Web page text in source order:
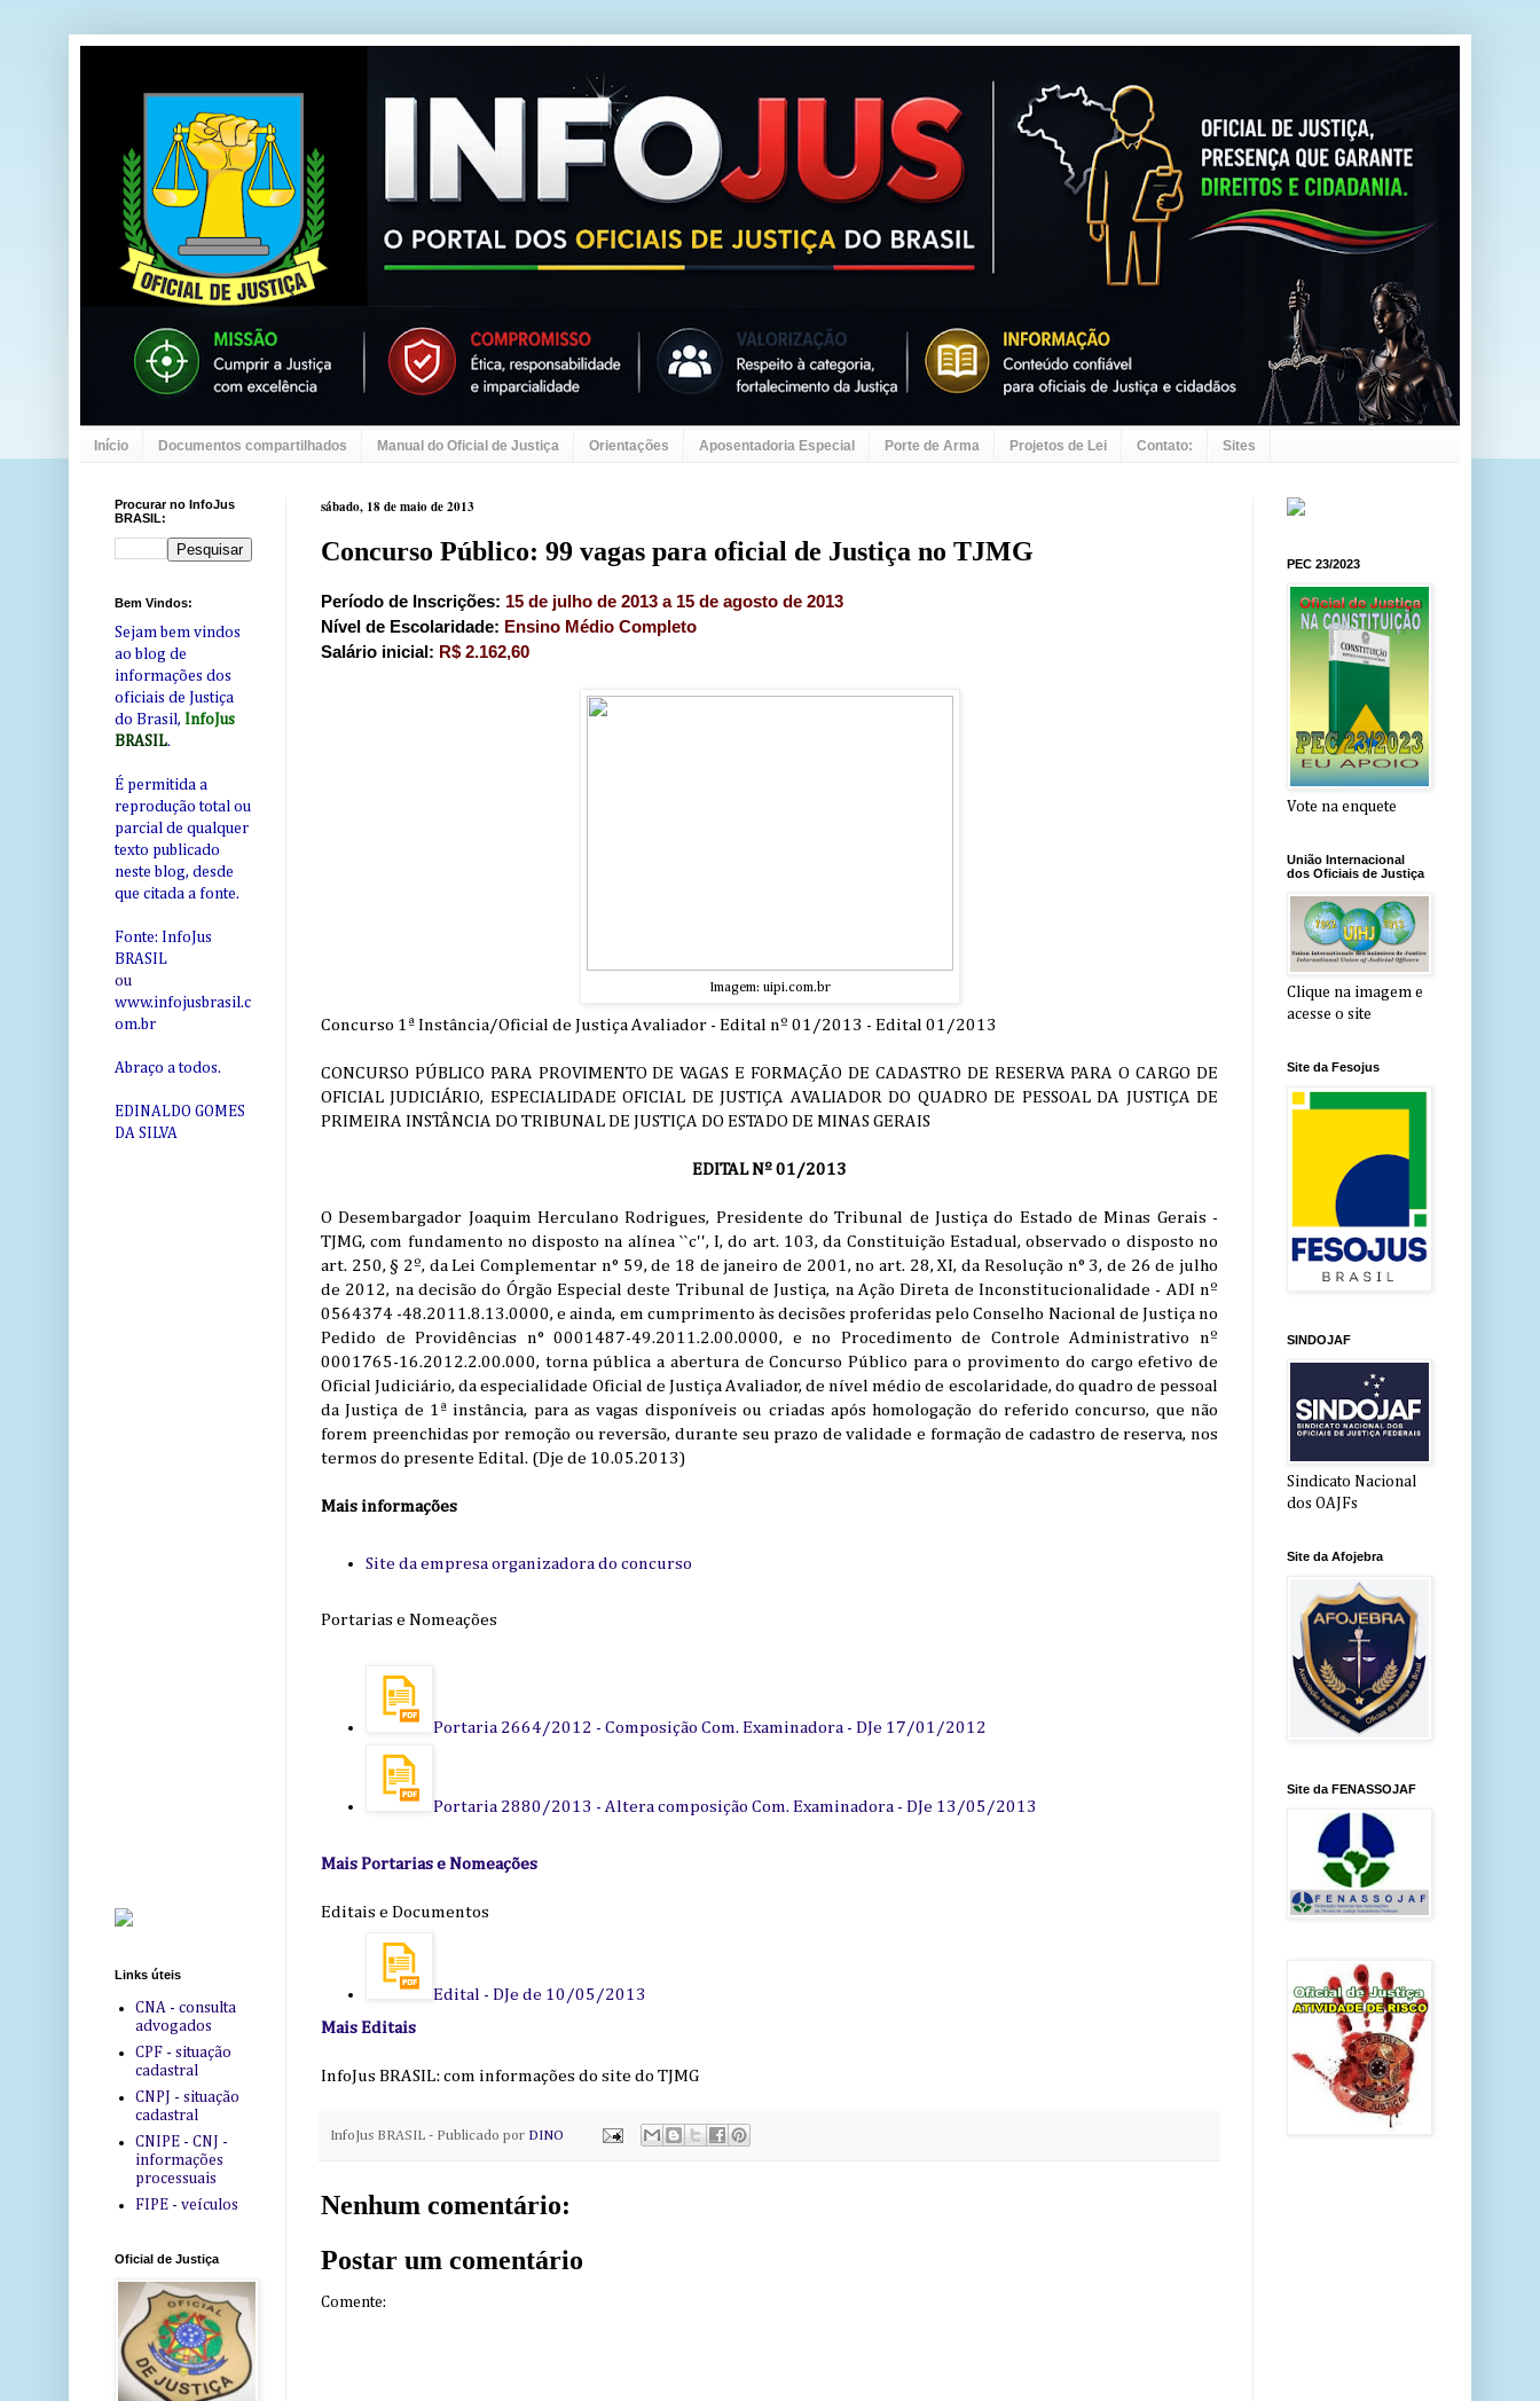
Início Documentos compartilhados Manual do Oficial de Justiça Orientações Aposentadoria Especial Porte de Arma Projetos de Lei Contato: Sites
sábado, 18 de maio de 2013
Concurso Público: 99 vagas para oficial de Justiça no TJMG
Período de Inscrições: 15 de julho de 2013 a 15 de agosto de 2013
Nível de Escolaridade: Ensino Médio Completo
Salário inicial: R$ 2.162,60
Imagem: uipi.com.br
Concurso 1ª Instância/Oficial de Justiça Avaliador - Edital nº 01/2013 - Edital 01/2013
CONCURSO PÚBLICO PARA PROVIMENTO DE VAGAS E FORMAÇÃO DE CADASTRO DE RESERVA PARA O CARGO DE
OFICIAL JUDICIÁRIO, ESPECIALIDADE OFICIAL DE JUSTIÇA AVALIADOR DO QUADRO DE PESSOAL DA JUSTIÇA DE
PRIMEIRA INSTÂNCIA DO TRIBUNAL DE JUSTIÇA DO ESTADO DE MINAS GERAIS
EDITAL Nº 01/2013
O Desembargador Joaquim Herculano Rodrigues, Presidente do Tribunal de Justiça do Estado de Minas Gerais -
TJMG, com fundamento no disposto na alínea ``c'', I, do art. 103, da Constituição Estadual, observado o disposto no
art. 250, § 2º, da Lei Complementar n° 59, de 18 de janeiro de 2001, no art. 28, XI, da Resolução n° 3, de 26 de julho
de 2012, na decisão do Órgão Especial deste Tribunal de Justiça, na Ação Direta de Inconstitucionalidade - ADI nº
0564374 -48.2011.8.13.0000, e ainda, em cumprimento às decisões proferidas pelo Conselho Nacional de Justiça no
Pedido de Providências n° 0001487-49.2011.2.00.0000, e no Procedimento de Controle Administrativo nº
0001765-16.2012.2.00.000, torna pública a abertura de Concurso Público para o provimento do cargo efetivo de
Oficial Judiciário, da especialidade Oficial de Justiça Avaliador, de nível médio de escolaridade, do quadro de pessoal
da Justiça de 1ª instância, para as vagas disponíveis ou criadas após homologação do referido concurso, que não
forem preenchidas por remoção ou reversão, durante seu prazo de validade e formação de cadastro de reserva, nos
termos do presente Edital. (Dje de 10.05.2013)
Mais informações
Site da empresa organizadora do concurso
Portarias e Nomeações
Portaria 2664/2012 - Composição Com. Examinadora - DJe 17/01/2012
Portaria 2880/2013 - Altera composição Com. Examinadora - DJe 13/05/2013
Mais Portarias e Nomeações
Editais e Documentos
Edital - DJe de 10/05/2013
Mais Editais
InfoJus BRASIL: com informações do site do TJMG
InfoJus BRASIL - Publicado por DINO
Nenhum comentário:
Postar um comentário
Comente:
Procurar no InfoJus
BRASIL:
Bem Vindos:
Sejam bem vindos
ao blog de
informações dos
oficiais de Justiça
do Brasil, InfoJus
BRASIL.
É permitida a
reprodução total ou
parcial de qualquer
texto publicado
neste blog, desde
que citada a fonte.
Fonte: InfoJus
BRASIL
ou
www.infojusbrasil.c
om.br
Abraço a todos.
EDINALDO GOMES
DA SILVA
Links úteis
CNA - consulta
advogados
CPF - situação
cadastral
CNPJ - situação
cadastral
CNIPE - CNJ -
informações
processuais
FIPE - veículos
Oficial de Justiça
PEC 23/2023
Vote na enquete
União Internacional
dos Oficiais de Justiça
Clique na imagem e
acesse o site
Site da Fesojus
SINDOJAF
Sindicato Nacional
dos OAJFs
Site da Afojebra
Site da FENASSOJAF